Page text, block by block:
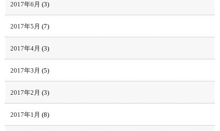
2017年6月 (3)
2017年5月 (7)
2017年4月 (3)
2017年3月 (5)
2017年2月 (3)
2017年1月 (8)